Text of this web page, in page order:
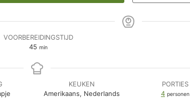
VOORBEREIDINGSTIJD
45 minuten
min
KEUKEN
Amerikaans, Nederlands
PORTIES
4 personen